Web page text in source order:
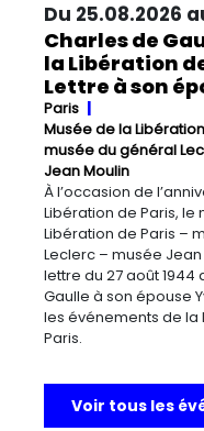
Du 25.08.2026
Charles de
la Libération
Lettre à son
Paris
Musée de la
musée du général
Jean Moulin
À l’occasion de
Libération de Paris, le
Libération de Paris –
Leclerc – musée
lettre du 27 août 1944
Gaulle à son épouse
les événements de la
Paris.
Voir tous les